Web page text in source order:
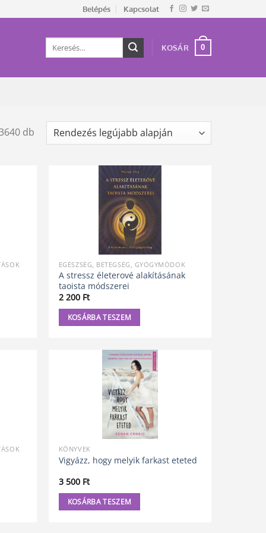
Belépés Kapcsolat
Keresés
KOSÁR 0
dbSorted
EGÉSZSÉG, BETEGSÉG, GYÓGYMÓDOK
A stressz életerové alakításának
taoista módszerei
2 200 Ft
KOSÁRBA TESZEM
KÖNYVEK
Vigyázz, hogy melyik farkast eteted
3 500 Ft
KOSÁRBA TESZEM